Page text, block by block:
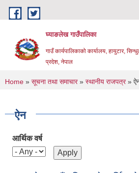
Skip to main content
घ्याङलेख गाउँपालिका
गाउँ कार्यपालिकाको कार्यालय, हायुटार,
प्रदेश, नेपाल
You are here
Home » सूचना तथा समाचार» स्थानीय राजपत्र»
ऐन
आर्थिक वर्ष